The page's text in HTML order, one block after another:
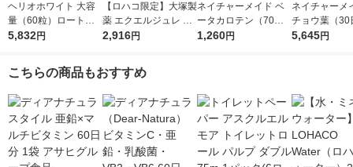
ヘリオホワイト 大容
量（60粒）ロート製
薬 サプリメント
5,832円
【ロハコ限定】大塚製
薬 エクエルジュレ 6
個 ＆ トコエル 1個(7
チョコ＆レモン付
2,916円
ネイチャーメイド ベ
ータカロテン（70日
分） 1個（140粒） 大
1,260円
ネイチャーメ
チョウ葉（30
セット（1個
5,645円
こちらの商品もおすすめ